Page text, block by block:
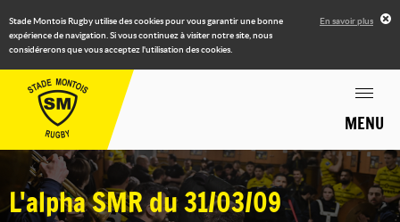
Stade Montois Rugby utilise des cookies pour vous garantir une bonne
expérience de navigation. Si vous continuez à visiter notre site, nous
considérerons que vous acceptez l'utilisation des cookies.
En savoir plus
MENU
L'alpha SMR du 31/03/09